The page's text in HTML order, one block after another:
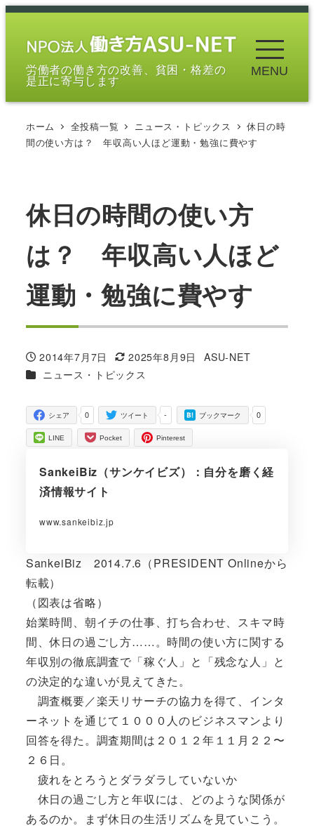
メ
労働者の働き方の改善、貧困・格差の
是正に寄与します
MENU
ホーム 全投稿一覧 ニュース・トピックス
休日の時
間の使い方は？ 年収高い人ほど運動・勉強に費やす
休日の時間の使い方
は？ 年収高い人ほど
運動・勉強に費やす
投稿日
2014年7月7日
更新日
2025年8月9日
著
ASU-NET
カテゴリー
ニュース・トピックス
0
シェア -
ツイート 0
ブックマーク
LINE Pocket Pinterest
SankeiBiz（サンケイビズ）：自分を磨く経
済情報サイト
www.sankeibiz.jp
SankeiBiz 2014.7.6（PRESIDENT Onlineから
転載）
（図表は省略）
始業時間、朝イチの仕事、打ち合わせ、スキマ時
間、休日の過ごし方……。時間の使い方に関する
年収別の徹底調査で「稼ぐ人」と「残念な人」と
の決定的な違いが見えてきた。
調査概要／楽天リサーチの協力を得て、インタ
ーネットを通じて１０００人のビジネスマンより
回答を得た。調査期間は２０１２年１１月２２〜
２６日。
疲れをとろうとダラダラしていないか
休日の過ごし方と年収には、どのような関係が
あるのか。まず休日の生活リズムを見ていこう。